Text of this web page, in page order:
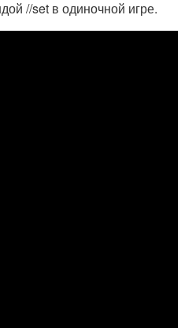
//set в одиночной игре.